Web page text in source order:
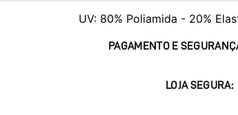
UV: 80% Poliamida - 20%
PAGAMENTO E
LOJA SEGURA: